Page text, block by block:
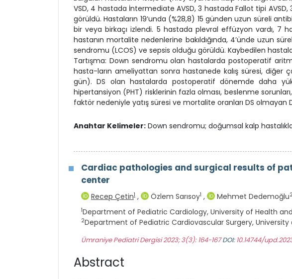
VSD, 4 hastada İntermediate AVSD, 3 hastada Fallot tipi
görüldü. Hastaların 19’unda (%28,8) 15 günden uzun süreli
bir veya birkaçı izlendi. 5 hastada plevral effüzyon vardı, 7
hastanın mortalite nedenlerine bakıldığında, 4’ünde uzun
sendromu (LCOS) ve sepsis olduğu görüldü. Kaybedilen
Tartışma: Down sendromu olan hastalarda postoperatif
hasta-ların ameliyattan sonra hastanede kalış süresi, diğer
gün). DS olan hastalarda postoperatif dönemde daha
hipertansiyon (PHT) risklerinin fazla olması, beslenme
faktör nedeniyle yatış süresi ve mortalite oranları DS olmayan
Anahtar Kelimeler: Down sendromu; doğumsal kalp
Cardiac pathologies and surgical results of
center
Recep Çetin1 , Özlem Sarısoy1 , Mehmet Dedemoğlu
1Department of Pediatric Cardiology, University of Health
2Department of Pediatric Cardiovascular Surgery,
Ümraniye Pediatri Dergisi 2023; 3(3): 164-167DOI: 10.14744/
Abstract